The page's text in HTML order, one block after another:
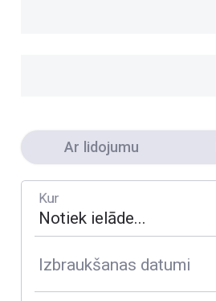
Ar lidojumu
Kur
Izbraukšanas datumi